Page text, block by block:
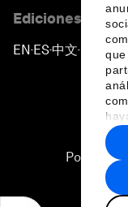
Ediciones en
EN ▪ES▪中文▪ 日本語
Política